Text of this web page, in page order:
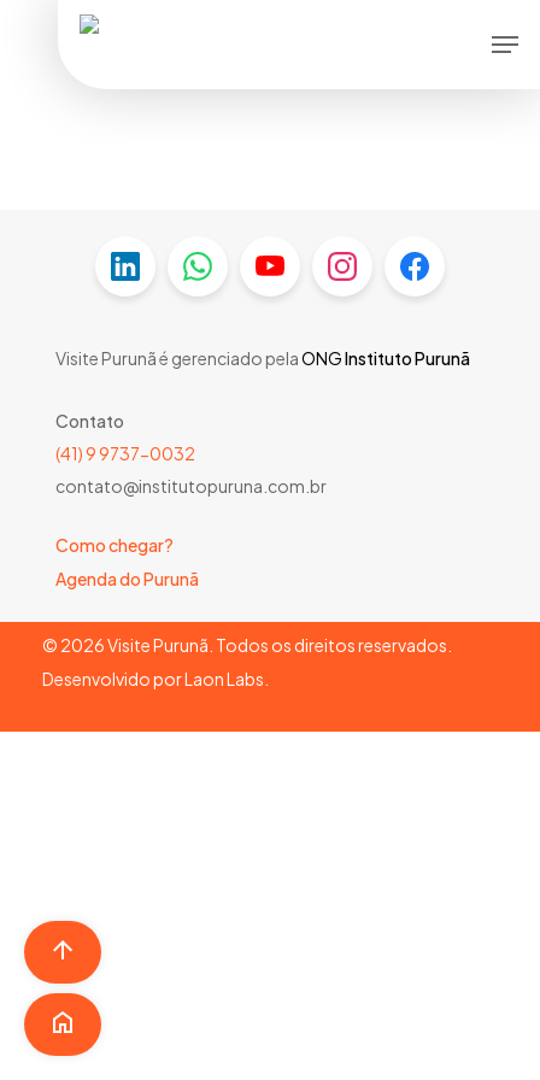
Visite Purunã é gerenciado pelaONGInstituto Purunã
Contato
(41) 9 9737-0032
contato@institutopuruna.com.br
Como chegar?
Agenda do Purunã
© 2026Visite Purunã. Todos os direitos reservados.
Desenvolvido porLaon Labs